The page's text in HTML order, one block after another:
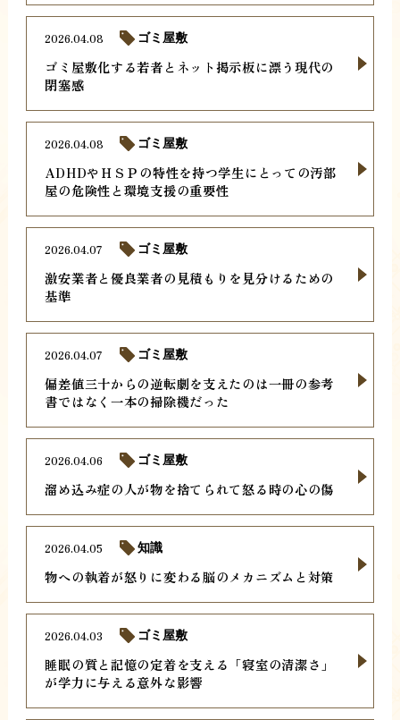
ゴミ屋敷化する若者とネット掲示板に漂う現代の
閉塞感
2026.04.08 ゴミ屋敷
ADHDやＨＳＰの特性を持つ学生にとっての汚部
屋の危険性と環境支援の重要性
2026.04.08 ゴミ屋敷
激安業者と優良業者の見積もりを見分けるための
基準
2026.04.07 ゴミ屋敷
偏差値三十からの逆転劇を支えたのは一冊の参考
書ではなく一本の掃除機だった
2026.04.07 ゴミ屋敷
溜め込み症の人が物を捨てられて怒る時の心の傷
2026.04.06 ゴミ屋敷
物への執着が怒りに変わる脳のメカニズムと対策
2026.04.05 知識
睡眠の質と記憶の定着を支える「寝室の清潔さ」
が学力に与える意外な影響
2026.04.03 ゴミ屋敷